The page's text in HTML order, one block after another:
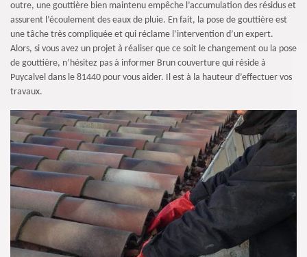
outre, une gouttière bien maintenu empêche l’accumulation des résidus et
assurent l’écoulement des eaux de pluie. En fait, la pose de gouttière est
une tâche très compliquée et qui réclame l’intervention d’un expert.
Alors, si vous avez un projet à réaliser que ce soit le changement ou la pose
de gouttière, n’hésitez pas à informer Brun couverture qui réside à
Puycalvel dans le 81440 pour vous aider. Il est à la hauteur d’effectuer vos
travaux.